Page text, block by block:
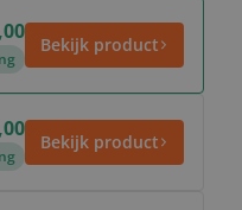
Bekijk product
Bekijk product